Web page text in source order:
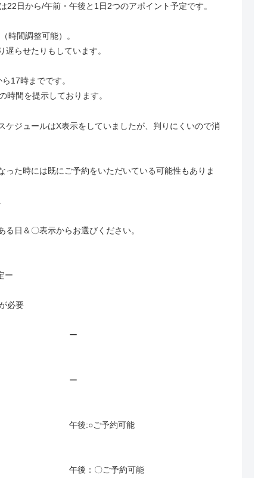
日から/午前・午後と1日2つのアポイント予定です。
時間調整可能）。
らせたりもしています。
17時までです。
時間を提示しております。
ジュールはX表示をしていましたが、判りにくいので消
た時には既にご予約をいただいている可能性もありま
日＆〇表示からお選びください。
ー
必要
ー
ー
午後:○ご予約可能
午後：〇ご予約可能